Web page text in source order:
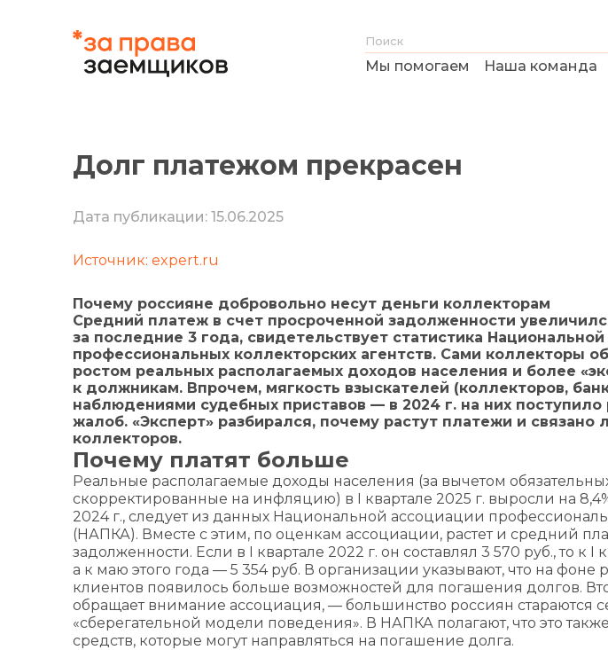
Мы помогаем Наша команда
Долг платежом прекрасен
Дата публикации: 15.06.2025
Источник: expert.ru
Почему россияне добровольно несут деньги коллекторам
Средний платеж в счет просроченной задолженности
за последние 3 года, свидетельствует статистика
профессиональных коллекторских агентств. Сами коллекторы
ростом реальных располагаемых доходов населения и более
к должникам. Впрочем, мягкость взыскателей (коллекторов,
наблюдениями судебных приставов — в 2024 г. на них
жалоб. «‎Эксперт» разбирался, почему растут платежи и связано
коллекторов.
Почему платят больше
Реальные располагаемые доходы населения (за вычетом
скорректированные на инфляцию) в I квартале 2025 г. выросли на
2024 г., следует из данных Национальной ассоциации
(НАПКА). Вместе с этим, по оценкам ассоциации, растет и средний
задолженности. Если в I квартале 2022 г. он составлял 3 570 руб., то к I
а к маю этого года — 5 354 руб. В организации указывают, что на фоне
клиентов появилось больше возможностей для погашения долгов.
обращает внимание ассоциация, — большинство россиян стараются
«сберегательной модели поведения». В НАПКА полагают, что это
средств, которые могут направляться на погашение долга.